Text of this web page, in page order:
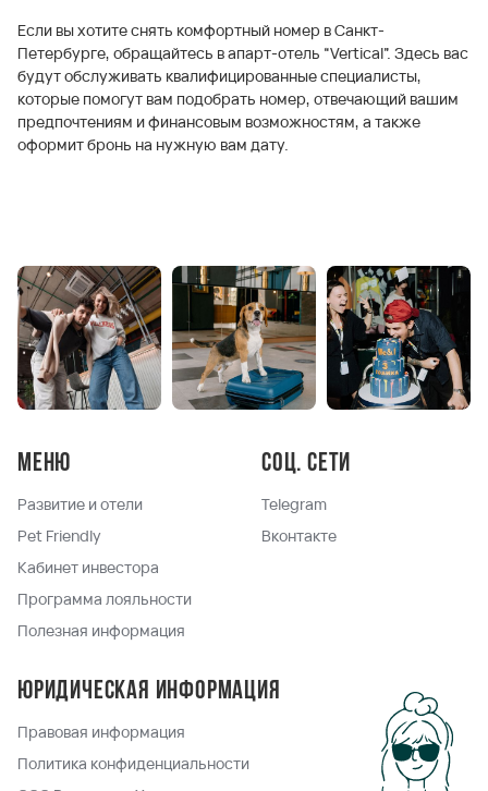
Если вы хотите снять комфортный номер в Санкт-
Петербурге, обращайтесь в апарт-отель “Vertical”. Здесь вас
будут обслуживать квалифицированные специалисты,
которые помогут вам подобрать номер, отвечающий вашим
предпочтениям и финансовым возможностям, а также
оформит бронь на нужную вам дату.
Меню
Развитие и отели
Pet Friendly
Кабинет инвестора
Программа лояльности
Полезная информация
Соц. сети
Telegram
Вконтакте
Юридическая информация
Правовая информация
Политика конфиденциальности